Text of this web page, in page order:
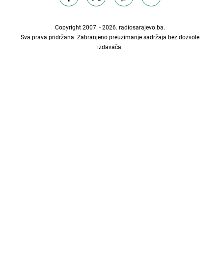
Copyright 2007. - 2026. radiosarajevo.ba.
Sva prava pridržana. Zabranjeno preuzimanje sadržaja bez dozvole
izdavača.